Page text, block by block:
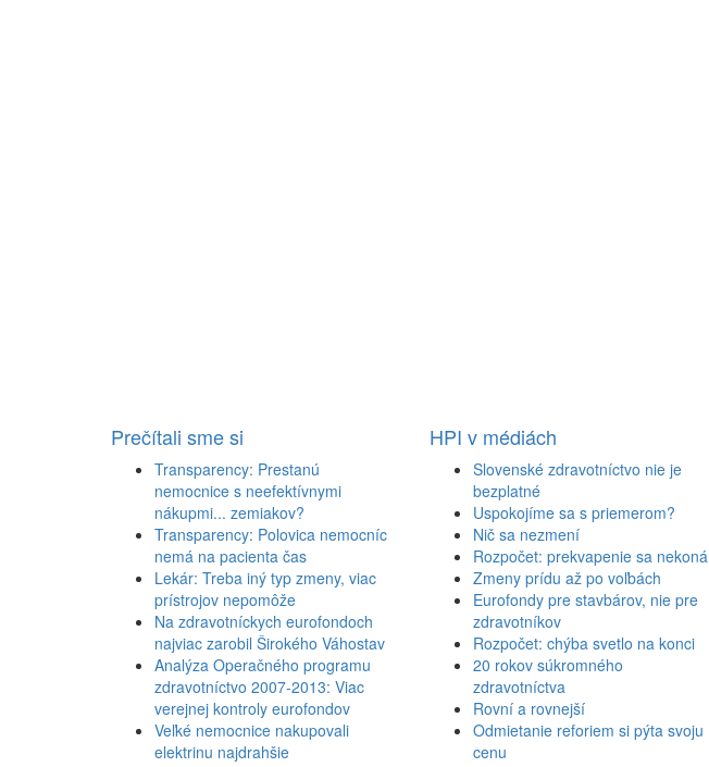
Prečítali sme si
Transparency: Prestanú
nemocnice s neefektívnymi
nákupmi... zemiakov?
Transparency: Polovica nemocníc
nemá na pacienta čas
Lekár: Treba iný typ zmeny, viac
prístrojov nepomôže
Na zdravotníckych eurofondoch
najviac zarobil Širokého Váhostav
Analýza Operačného programu
zdravotníctvo 2007-2013: Viac
verejnej kontroly eurofondov
Veľké nemocnice nakupovali
elektrinu najdrahšie
HPI v médiách
Slovenské zdravotníctvo nie je
bezplatné
Uspokojíme sa s priemerom?
Nič sa nezmení
Rozpočet: prekvapenie sa nekoná
Zmeny prídu až po voľbách
Eurofondy pre stavbárov, nie pre
zdravotníkov
Rozpočet: chýba svetlo na konci
20 rokov súkromného
zdravotníctva
Rovní a rovnejší
Odmietanie reforiem si pýta svoju
cenu